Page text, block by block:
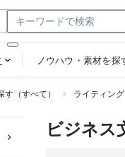
（すべて） ライティン
ビジネス